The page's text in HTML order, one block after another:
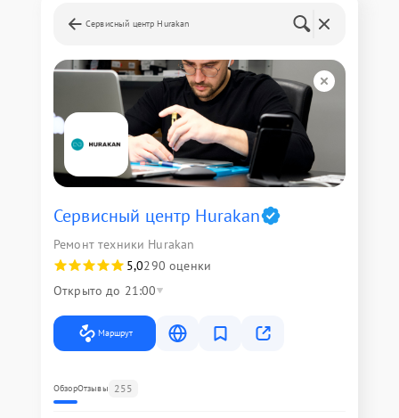
Сервисный центр Hurakan
Сервисный центр Hurakan
Ремонт техники Hurakan
5,0290 оценки
Открыто до 21:00
Маршрут
ОбзорОтзывы 255